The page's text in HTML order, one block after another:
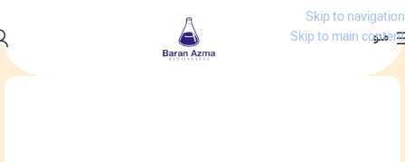
Skip to navigation
Skip to main content
منو